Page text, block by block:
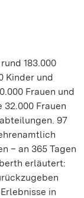
183.000
Kinder und
Frauen und
Frauen
97
– an 365 Tagen
erläutert:
in